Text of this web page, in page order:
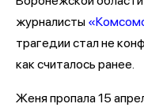
журналисты
трагедии стал не
как считалось ранее.
Женя пропала 15